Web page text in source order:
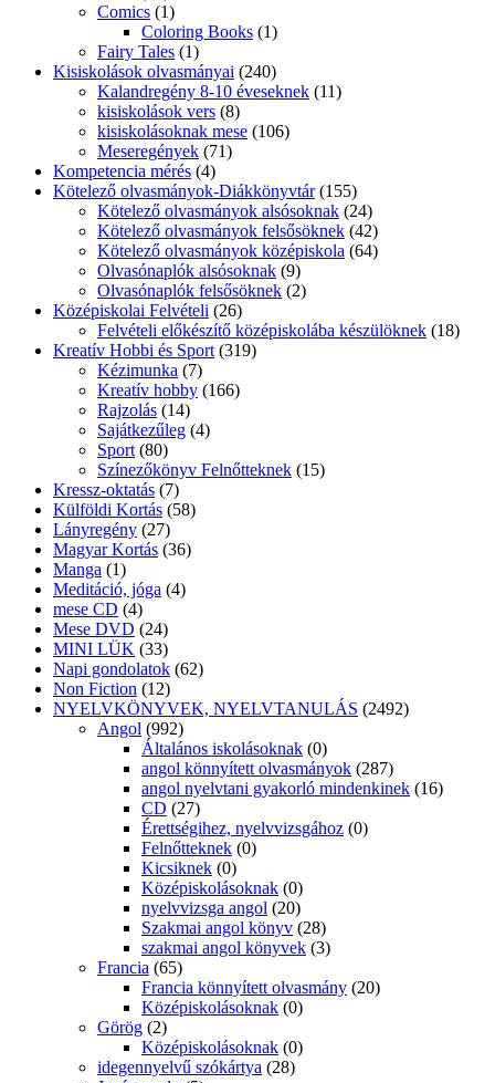
Comics (1)
Coloring Books (1)
Fairy Tales (1)
Kisiskolások olvasmányai (240)
Kalandregény 8-10 éveseknek (11)
kisiskolások vers (8)
kisiskolásoknak mese (106)
Meseregények (71)
Kompetencia mérés (4)
Kötelező olvasmányok-Diákkönyvtár (155)
Kötelező olvasmányok alsósoknak (24)
Kötelező olvasmányok felsősöknek (42)
Kötelező olvasmányok középiskola (64)
Olvasónaplók alsósoknak (9)
Olvasónaplók felsősöknek (2)
Középiskolai Felvételi (26)
Felvételi előkészítő középiskolába készülöknek (18)
Kreatív Hobbi és Sport (319)
Kézimunka (7)
Kreatív hobby (166)
Rajzolás (14)
Sajátkezűleg (4)
Sport (80)
Színezőkönyv Felnőtteknek (15)
Kressz-oktatás (7)
Külföldi Kortás (58)
Lányregény (27)
Magyar Kortás (36)
Manga (1)
Meditáció, jóga (4)
mese CD (4)
Mese DVD (24)
MINI LÜK (33)
Napi gondolatok (62)
Non Fiction (12)
NYELVKÖNYVEK, NYELVTANULÁS (2492)
Angol (992)
Általános iskolásoknak (0)
angol könnyített olvasmányok (287)
angol nyelvtani gyakorló mindenkinek (16)
CD (27)
Érettségihez, nyelvvizsgához (0)
Felnőtteknek (0)
Kicsiknek (0)
Középiskolásoknak (0)
nyelvvizsga angol (20)
Szakmai angol könyv (28)
szakmai angol könyvek (3)
Francia (65)
Francia könnyített olvasmány (20)
Középiskolásoknak (0)
Görög (2)
Középiskolásoknak (0)
idegennyelvű szókártya (28)